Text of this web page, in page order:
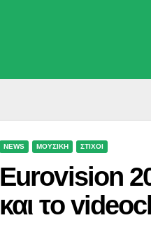
NEWS ΜΟΥΣΙΚΗ ΣΤΙΧΟΙ
Eurovision
και το